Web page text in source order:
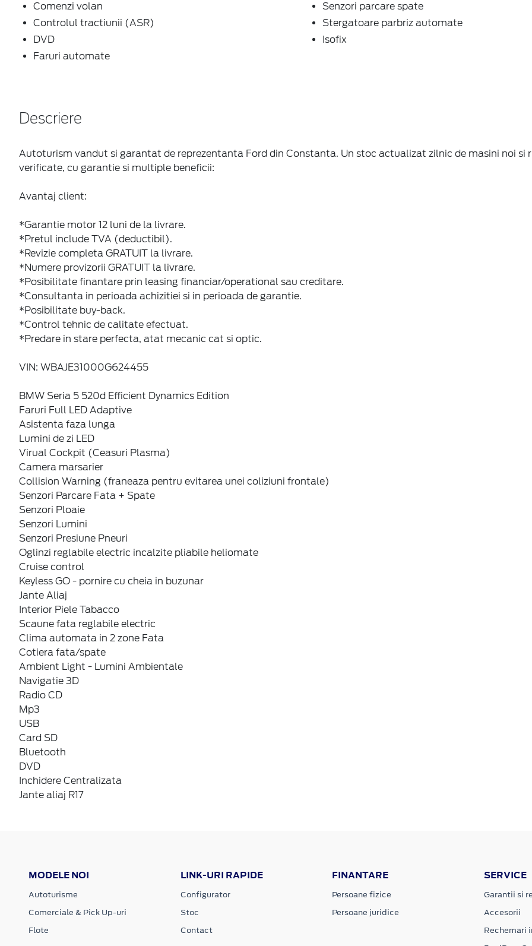
Comenzi volan
Controlul tractiunii (ASR)
DVD
Faruri automate
Senzori parcare spate
Stergatoare parbriz automate
Isofix
Descriere
Autoturism vandut si garantat de reprezentanta Ford din Constanta. Un stoc actualizat zilnic de masini noi si
verificate, cu garantie si multiple beneficii:
Avantaj client:
*Garantie motor 12 luni de la livrare.
*Pretul include TVA (deductibil).
*Revizie completa GRATUIT la livrare.
*Numere provizorii GRATUIT la livrare.
*Posibilitate finantare prin leasing financiar/operational sau creditare.
*Consultanta in perioada achizitiei si in perioada de garantie.
*Posibilitate buy-back.
*Control tehnic de calitate efectuat.
*Predare in stare perfecta, atat mecanic cat si optic.
VIN: WBAJE31000G624455
BMW Seria 5 520d Efficient Dynamics Edition
Faruri Full LED Adaptive
Asistenta faza lunga
Lumini de zi LED
Virual Cockpit (Ceasuri Plasma)
Camera marsarier
Collision Warning (franeaza pentru evitarea unei coliziuni frontale)
Senzori Parcare Fata + Spate
Senzori Ploaie
Senzori Lumini
Senzori Presiune Pneuri
Oglinzi reglabile electric incalzite pliabile heliomate
Cruise control
Keyless GO - pornire cu cheia in buzunar
Jante Aliaj
Interior Piele Tabacco
Scaune fata reglabile electric
Clima automata in 2 zone Fata
Cotiera fata/spate
Ambient Light - Lumini Ambientale
Navigatie 3D
Radio CD
Mp3
USB
Card SD
Bluetooth
DVD
Inchidere Centralizata
Jante aliaj R17
MODELE NOI
Autoturisme
Comerciale & Pick Up-uri
Flote
LINK-URI RAPIDE
Configurator
Stoc
Contact
FINANTARE
Persoane fizice
Persoane juridice
SERVICE
Garantii si
Accesorii
Rechemari